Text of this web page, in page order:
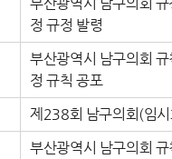
정 규정 발령
부산광역시 남구의회
정 규칙 공포
제238회 남구의회(임
부산광역시 남구의회